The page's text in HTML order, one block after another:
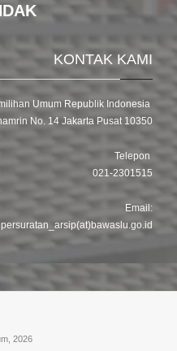
KONTAK KAMI
Umum Republik Indonesia
No. 14 Jakarta Pusat 10350
Telepon
021-2301515
Email:
persuratan_arsip(at)bawaslu.go.id
2026